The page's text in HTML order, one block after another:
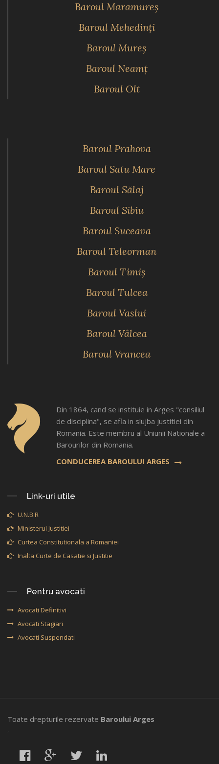
Baroul Maramureş
Baroul Mehedinţi
Baroul Mureş
Baroul Neamţ
Baroul Olt
Baroul Prahova
Baroul Satu Mare
Baroul Sălaj
Baroul Sibiu
Baroul Suceava
Baroul Teleorman
Baroul Timiş
Baroul Tulcea
Baroul Vaslui
Baroul Vâlcea
Baroul Vrancea
Din 1864, cand se instituie in Arges "consiliul
de disciplina", se afla in slujba justitiei din
Romania. Este membru al Uniunii Nationale a
Barourilor din Romania.
CONDUCEREA BAROULUI ARGES
Link-uri utile
U.N.B.R
Ministerul Justitiei
Curtea Constitutionala a Romaniei
Inalta Curte de Casatie si Justitie
Pentru avocati
Avocati Definitivi
Avocati Stagiari
Avocati Suspendati
Toate drepturile rezervate Baroului Arges